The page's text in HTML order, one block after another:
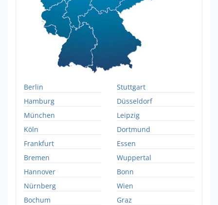
Berlin
Hamburg
München
Köln
Frankfurt
Stuttgart
Düsseldorf
Leipzig
Dortmund
Essen
Bremen
Hannover
Nürnberg
Bochum
Wuppertal
Bonn
Wien
Graz